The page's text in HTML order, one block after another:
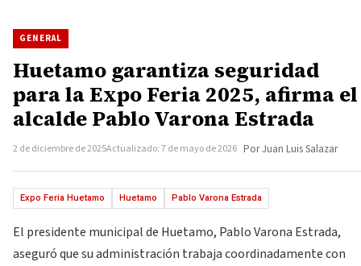
GENERAL
Huetamo garantiza seguridad
para la Expo Feria 2025, afirma el
alcalde Pablo Varona Estrada
2 de diciembre de 2025Actualizado: 7 de mayo de 2026 Por Juan Luis Salazar
Expo Feria Huetamo Huetamo Pablo Varona Estrada
El presidente municipal de Huetamo, Pablo Varona Estrada,
aseguró que su administración trabaja coordinadamente con